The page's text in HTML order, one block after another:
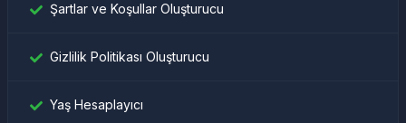
Şartlar ve Koşullar Oluşturucu
Gizlilik Politikası Oluşturucu
Yaş Hesaplayıcı